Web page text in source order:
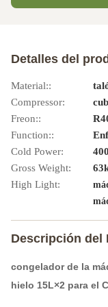
Detalles del
Material::
Compressor:
Freon::
Function::
Cold Power:
Gross Weight:
High Light:
Descripción del
congelador de la
hielo 15L×2 para el